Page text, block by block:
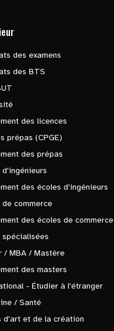
des examens
des BTS
des licences
prépas (CPGE)
des prépas
d'ingénieurs
des écoles d'ingénieurs
de commerce
des écoles de commerce
spécialisées
/ MBA / Mastère
des masters
- Étudier à l'étranger
/ Santé
d'art et de la création